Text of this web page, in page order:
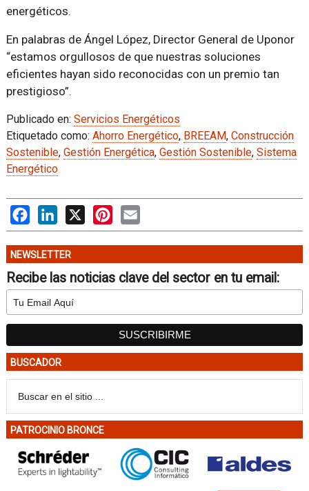
energéticos.
En palabras de Ángel López, Director General de Uponor
“estamos orgullosos de que nuestras soluciones
eficientes hayan sido reconocidas con un premio tan
prestigioso”.
Publicado en: Servicios Energéticos
Etiquetado como: Ahorro Energético, BREEAM, Construcción
Sostenible, Gestión Energética, Gestión Sostenible, Sistema
Energético
FacebookLinkedIn Pinterest
NEWSLETTER
Recibe las noticias clave del sector en tu email:
BUSCADOR
PATROCINIO BRONCE